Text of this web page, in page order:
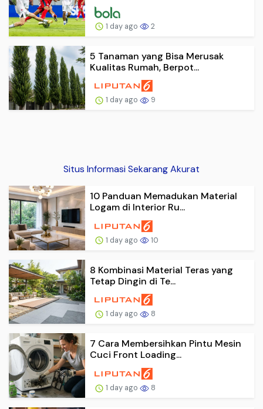
1 day ago 2
5 Tanaman yang Bisa Merusak
Kualitas Rumah, Berpot...
1 day ago 9
Situs Informasi Sekarang Akurat
10 Panduan Memadukan Material
Logam di Interior Ru...
1 day ago 10
8 Kombinasi Material Teras yang
Tetap Dingin di Te...
1 day ago 8
7 Cara Membersihkan Pintu Mesin
Cuci Front Loading...
1 day ago 8